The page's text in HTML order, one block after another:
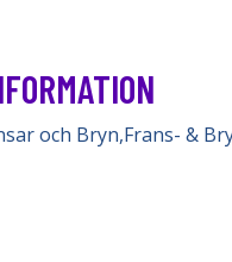
och Bryn,Frans- &